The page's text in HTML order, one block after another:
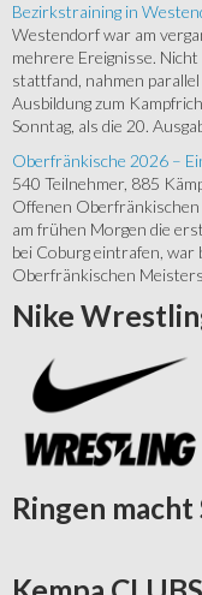
Bezirkstraining in
Westendorf war am
mehrere Ereignisse.
stattfand, nahmen
Ausbildung zum
Sonntag, als die 20.
Oberfränkische 2026 –
540 Teilnehmer, 885
Offenen
am frühen Morgen die
bei Coburg eintrafen, war
Oberfränkischen
Nike
Ringen macht